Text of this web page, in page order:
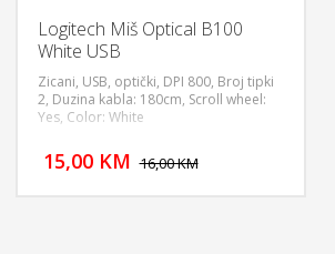
Logitech Miš Optical B100
White USB
Zicani, USB, optički, DPI 800, Broj tipki
2, Duzina kabla: 180cm, Scroll wheel:
Yes, Color: White
15,00 KM 16,00 KM